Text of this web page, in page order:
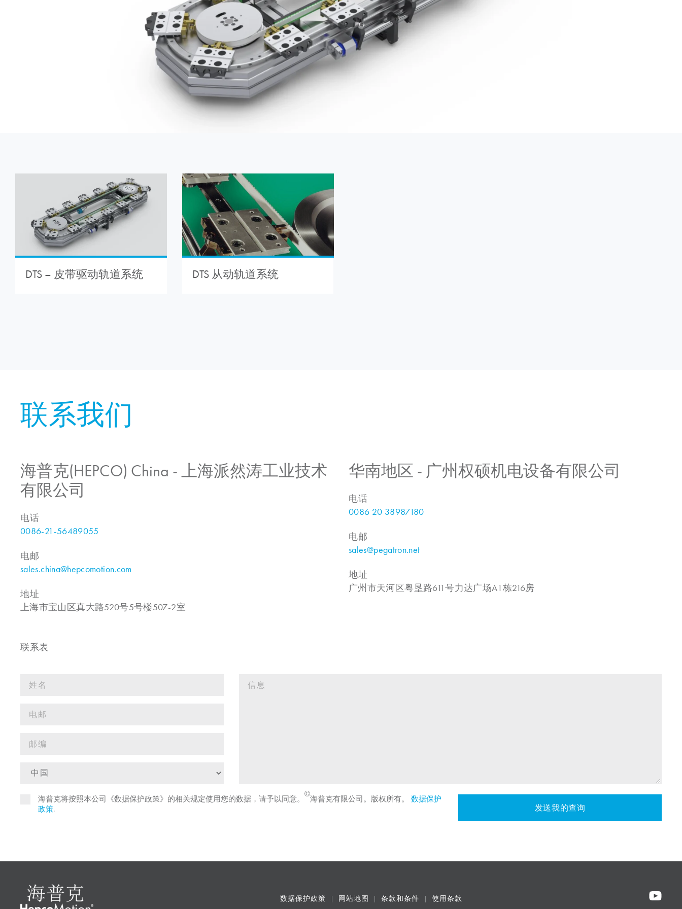
DTS – 皮带驱动轨道系统 DTS 从动轨道系统
联系我们
海普克(HEPCO) China - 上海派然涛工业技术
有限公司
电话
0086-21-56489055
电邮
sales.china@hepcomotion.com
地址
上海市宝山区真大路520号5号楼507-2室
华南地区 - 广州权硕机电设备有限公司
电话
0086 20 38987180
电邮
sales@pegatron.net
地址
广州市天河区粤垦路611号力达广场A1栋216房
联系表
海普克将按照本公司《数据保护政策》的相关规定使用您的数据，请予以同意。
©
海普克有限公司。版权所有。 数据保护
政策. 发送我的查询
数据保护政策 网站地图 条款和条件 使用条款